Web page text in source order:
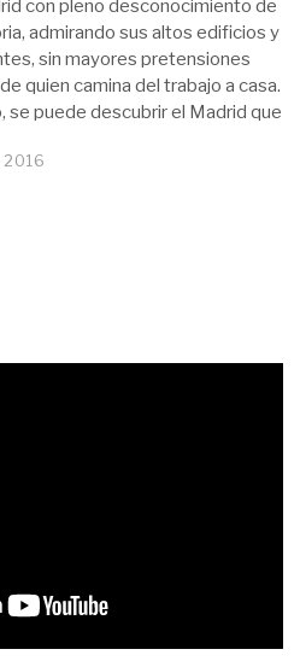
con pleno desconocimiento de
admirando sus altos edificios y
sin mayores pretensiones
quien camina del trabajo a casa.
se puede descubrir el Madrid que
2016